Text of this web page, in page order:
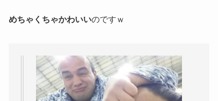
めちゃくちゃかわいいのですｗ